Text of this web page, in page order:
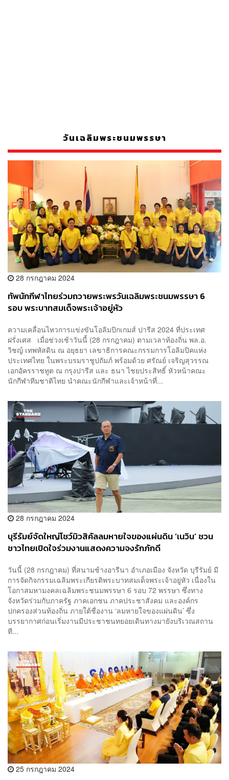
วันเฉลิมพระชนมพรรษา
28 กรกฎาคม 2024
ทัพนักกีฬาไทยร่วมถวายพระพรวันเฉลิมพระชนมพรรษา 6
รอบ พระบาทสมเด็จพระเจ้าอยู่หัว
ความเคลื่อนไหวการแข่งขันโอลิมปิกเกมส์ ปารีส 2024 ที่ประเทศ
ฝรั่งเศส เมื่อช่วงเช้าวันนี้ (28 กรกฎาคม) ตามเวลาท้องถิ่น พล.อ.
วิชญ์ เทพหัสดิน ณ อยุธยา เลขาธิการคณะกรรมการโอลิมปิคแห่ง
ประเทศไทย ในพระบรมราชูปถัมภ์ พร้อมด้วย ศรัณย์ เจริญสุวรรณ
เอกอัครราชทูต ณ กรุงปารีส และ ธนา ไชยประสิทธิ์ หัวหน้าคณะ
นักกีฬาทีมชาติไทย นำคณะนักกีฬาและเจ้าหน้าที่...
28 กรกฎาคม 2024
บุรีรัมย์จัดใหญ่โชว์มิวสิคัลลมหายใจของแผ่นดิน ‘เนวิน’ ชวน
ชาวไทยเปิดใจร่วมงานแสดงความจงรักภักดี
วันนี้ (28 กรกฎาคม) ที่สนามช้างอารีนา อำเภอเมือง จังหวัด บุรีรัมย์ มี
การจัดกิจกรรมเฉลิมพระเกียรติพระบาทสมเด็จพระเจ้าอยู่หัว เนื่องใน
โอกาสมหามงคลเฉลิมพระชนมพรรษา 6 รอบ 72 พรรษา ซึ่งทาง
จังหวัดร่วมกับภาครัฐ ภาคเอกชน ภาคประชาสังคม และองค์กร
ปกครองส่วนท้องถิ่น ภายใต้ชื่องาน ‘ลมหายใจของแผ่นดิน’ ซึ่ง
บรรยากาศก่อนเริ่มงานมีประชาชนทยอยเดินทางมายังบริเวณสถาน
ที...
25 กรกฎาคม 2024